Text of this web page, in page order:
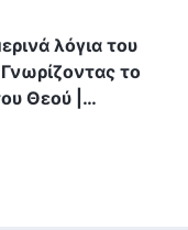
λόγια του
το
Θεού |